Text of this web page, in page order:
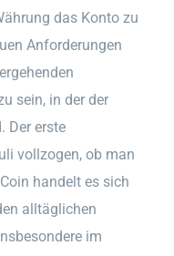
das Konto zu
Anforderungen
sein, in der der
Der erste
vollzogen, ob man
handelt es sich
alltäglichen
im